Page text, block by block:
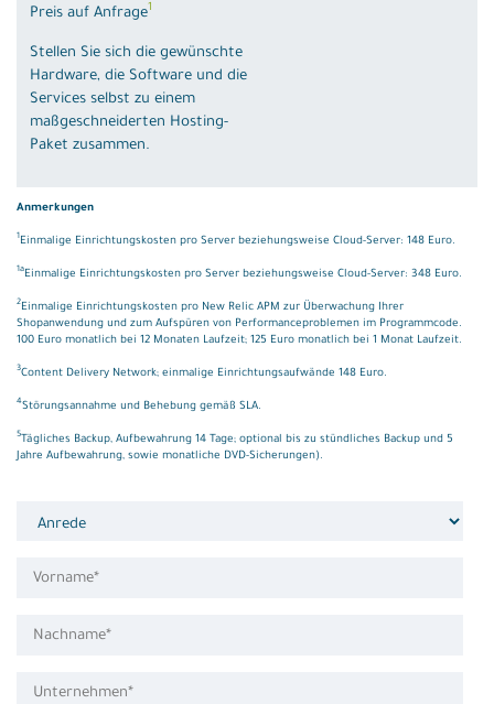
Preis auf Anfrage1
Stellen Sie sich die gewünschte
Hardware, die Software und die
Services selbst zu einem
maßgeschneiderten Hosting-
Paket zusammen.
Anmerkungen
1Einmalige Einrichtungskosten pro Server beziehungsweise Cloud-Server: 148 Euro.
1aEinmalige Einrichtungskosten pro Server beziehungsweise Cloud-Server: 348 Euro.
2Einmalige Einrichtungskosten pro New Relic APM zur Überwachung Ihrer
Shopanwendung und zum Aufspüren von Performanceproblemen im Programmcode.
100 Euro monatlich bei 12 Monaten Laufzeit; 125 Euro monatlich bei 1 Monat Laufzeit.
3Content Delivery Network; einmalige Einrichtungsaufwände 148 Euro.
4Störungsannahme und Behebung gemäß SLA.
5 Tägliches Backup, Aufbewahrung 14 Tage; optional bis zu stündliches Backup und 5
Jahre Aufbewahrung, sowie monatliche DVD-Sicherungen).